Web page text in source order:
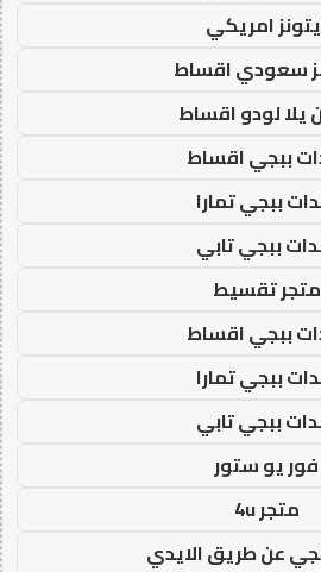
امريكي
سعودي اقساط
لودو اقساط
ببجي اقساط
ببجي تمارا
ببجي تابي
متجر تقسيط
ببجي اقساط
ببجي تمارا
ببجي تابي
فور يو ستور
متجر 4u
عن طريق الايدي